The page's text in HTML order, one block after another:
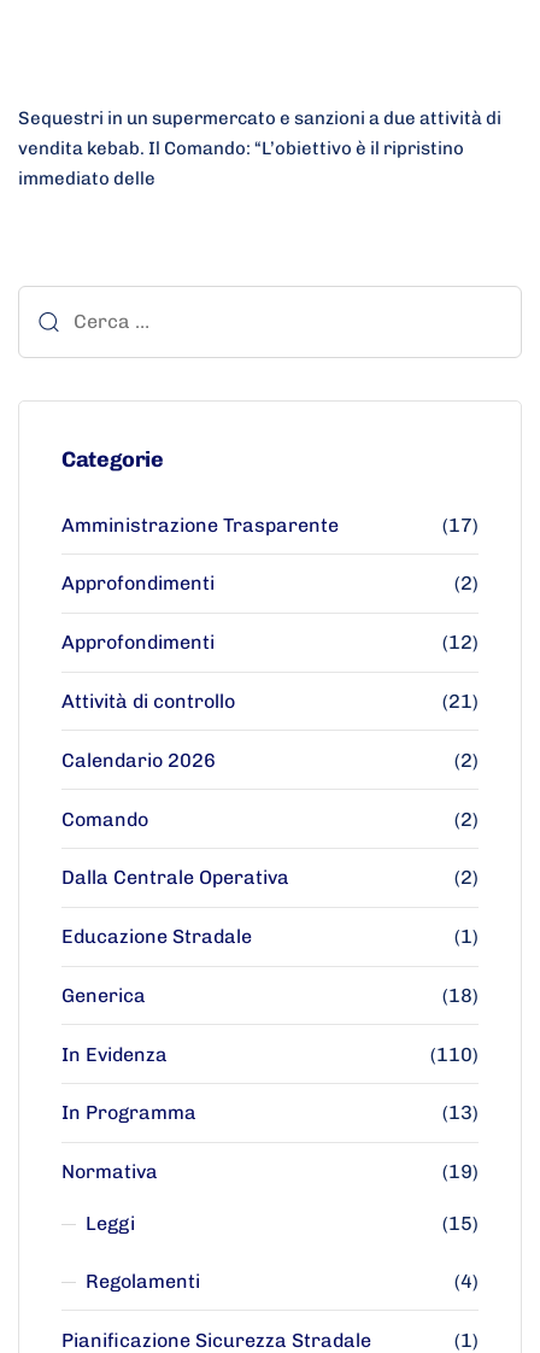
Sequestri in un supermercato e sanzioni a due attività di
vendita kebab. Il Comando: “L’obiettivo è il ripristino
immediato delle
Categorie
Amministrazione Trasparente (17)
Approfondimenti (2)
Approfondimenti (12)
Attività di controllo (21)
Calendario 2026 (2)
Comando (2)
Dalla Centrale Operativa (2)
Educazione Stradale (1)
Generica (18)
In Evidenza (110)
In Programma (13)
Normativa (19)
Leggi (15)
Regolamenti (4)
Pianificazione Sicurezza Stradale (1)